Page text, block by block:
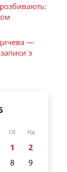
—
з
Сб Нд
1
2
8
9